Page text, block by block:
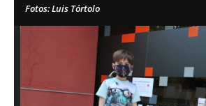
Fotos: Luis Tórtolo